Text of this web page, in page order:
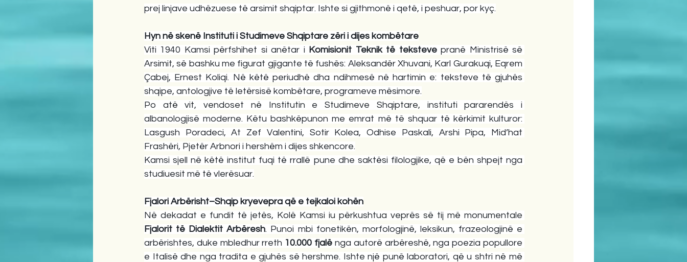
prej linjave udhëzuese të arsimit shqiptar. Ishte si gjithmonë i qetë, i peshuar, por kyç.
Hyn në skenë Instituti i Studimeve Shqiptare zëri i dijes kombëtare
Viti 1940 Kamsi përfshihet si anëtar i Komisionit Teknik të teksteve pranë Ministrisë së
Arsimit, së bashku me figurat gjigante të fushës: Aleksandër Xhuvani, Karl Gurakuqi, Eqrem
Çabej, Ernest Koliqi. Në këtë periudhë dha ndihmesë në hartimin e: teksteve të gjuhës
shqipe, antologjive të letërsisë kombëtare, programeve mësimore.
Po atë vit, vendoset në Institutin e Studimeve Shqiptare, instituti pararendës i
albanologjisë moderne. Këtu bashkëpunon me emrat më të shquar të kërkimit kulturor:
Lasgush Poradeci, At Zef Valentini, Sotir Kolea, Odhise Paskali, Arshi Pipa, Mid’hat
Frashëri, Pjetër Arbnori i hershëm i dijes shkencore.
Kamsi sjell në këtë institut fuqi të rrallë pune dhe saktësi filologjike, që e bën shpejt nga
studiuesit më të vlerësuar.
Fjalori Arbërisht–Shqip kryevepra që e tejkaloi kohën
Fjalorit të Dialektit Arbëresh. Punoi mbi fonetikën, morfologjinë, leksikun, frazeologjinë e
arbërishtes, duke mbledhur rreth 10.000 fjalë nga autorë arbëreshë, nga poezia popullore
e Italisë dhe nga tradita e gjuhës së hershme. Ishte një punë laboratori, që u shtri në më